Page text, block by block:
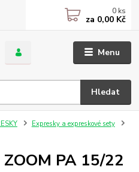
Menu
Hledat
0 ks
za 0,00 Kč
Expresky a expreskové sety
PA 15/22